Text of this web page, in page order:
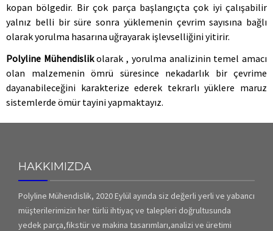
kopan bölgedir. Bir çok parça başlangıçta çok iyi çalışabilir
yalnız belli bir süre sonra yüklemenin çevrim sayısına bağlı
olarak yorulma hasarına uğrayarak işlevselliğini yitirir.
Polyline Mühendislikolarak , yorulma analizinin temel amacı
olan malzemenin ömrü süresince nekadarlık bir çevrime
dayanabileceğini karakterize ederek tekrarlı yüklere maruz
sistemlerde ömür tayini yapmaktayız.
HAKKIMIZDA
Polyline Mühendislik, 2020 Eylül ayında siz değerli yerli ve yabancı
müşterilerimizin her türlü ihtiyaç ve talepleri doğrultusunda
yedek parça,fikstür ve makina tasarımları,analizi ve üretimi